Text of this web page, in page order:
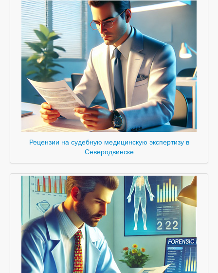
Рецензии на судебную медицинскую экспертизу в
Северодвинске